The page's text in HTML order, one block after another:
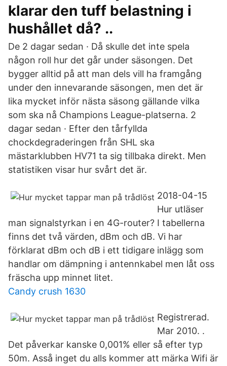
klarar den tuff belastning i
hushållet då? ..
De 2 dagar sedan · Då skulle det inte spela
någon roll hur det går under säsongen. Det
bygger alltid på att man dels vill ha framgång
under den innevarande säsongen, men det är
lika mycket inför nästa säsong gällande vilka
som ska nå Champions League-platserna. 2
dagar sedan · Efter den tårfyllda
chockdegraderingen från SHL ska
mästarklubben HV71 ta sig tillbaka direkt. Men
statistiken visar hur svårt det är.
2018-04-15
Hur utläser
man signalstyrkan i en 4G-router? I tabellerna
finns det två värden, dBm och dB. Vi har
förklarat dBm och dB i ett tidigare inlägg som
handlar om dämpning i antennkabel men låt oss
fräscha upp minnet litet.
Candy crush 1630
Registrerad.
Mar 2010. .
Det påverkar kanske 0,001% eller så efter typ
50m. Asså inget du alls kommer att märka Wifi är